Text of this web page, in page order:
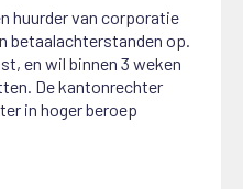
huurder van corporatie
betaalachterstanden op.
en wil binnen 3 weken
De kantonrechter
in hoger beroep